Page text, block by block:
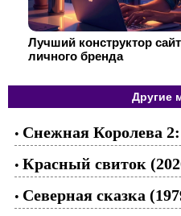
Лучший конструктор
личного бренда
Другие
• Снежная Королева
• Красный свиток
• Северная сказка